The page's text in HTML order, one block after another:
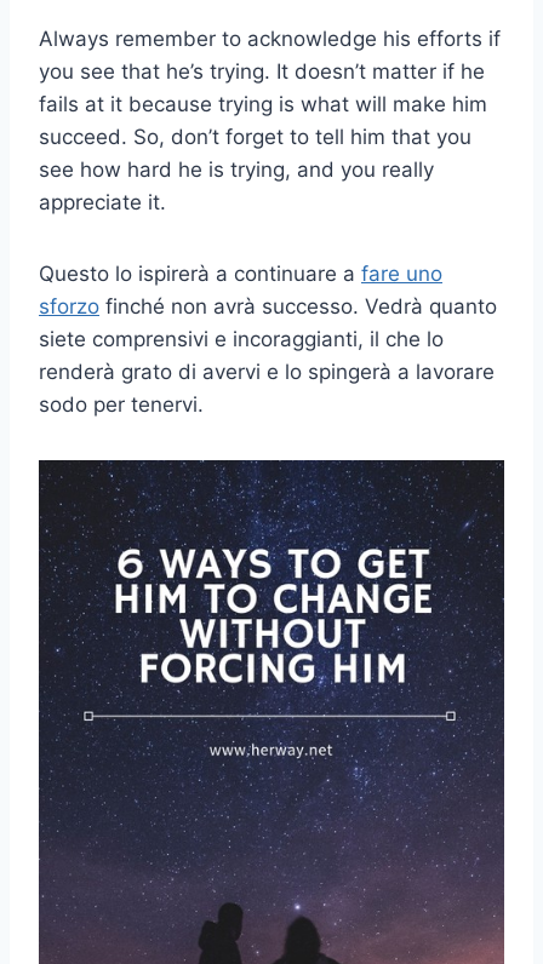
Always remember to acknowledge his efforts if
you see that he’s trying. It doesn’t matter if he
fails at it because trying is what will make him
succeed. So, don’t forget to tell him that you
see how hard he is trying, and you really
appreciate it.
Questo lo ispirerà a continuare a fare uno
sforzo finché non avrà successo. Vedrà quanto
siete comprensivi e incoraggianti, il che lo
renderà grato di avervi e lo spingerà a lavorare
sodo per tenervi.